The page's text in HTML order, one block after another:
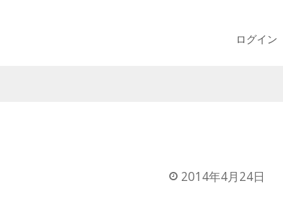
ログイン
2014年4月24日